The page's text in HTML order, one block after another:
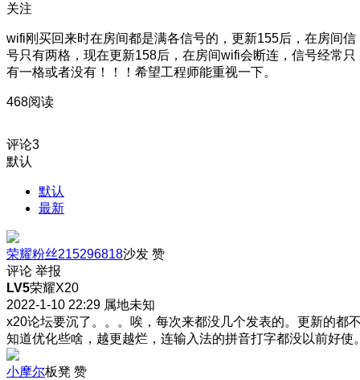
关注
wifi刚买回来时在房间都是满各信号的，更新155后，在房间信
号只有两格，现在更新158后，在房间wifi会断连，信号经常只
有一格或者没有！！！希望工程师能重视一下。
468阅读
评论3
默认
默认
最新
荣耀粉丝215296818沙发 赞
评论 举报
LV5荣耀X20
2022-1-10 22:29 属地未知
x20论坛要沉了。。。唉，每次来都没几个发表的。更新的都
知道优化些啥，越更越烂，连输入法的拼音打字都没以前好使
小摩尔板凳 赞